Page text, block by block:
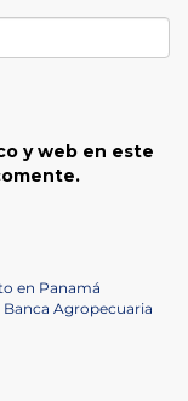
y web en este
en Panamá
Agropecuaria